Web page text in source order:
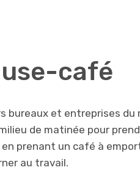
café
bureaux et entreprises du
de matinée pour
prenant un café à
au travail.